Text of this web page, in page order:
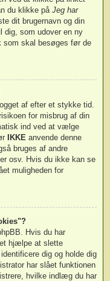
du klikke på Jeg har
dit brugernavn og din
dig, som udover en ny
som skal besøges før de
af efter et stykke tid.
for misbrug af din
ind ved at vælge
IKKE anvende denne
bruges af andre
osv. Hvis du ikke kan se
muligheden for
Hvis du har
hjælpe at slette
dig og holde dig
har slået funktionen
hvilke indlæg du har